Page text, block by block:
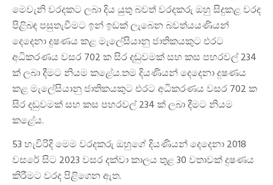
මෙවැනි වරදකට ලබා දිය යුතු බවත් වරදකරු ඔහු සිදුකළ වරද
පිළිබඳ පසුතැවීමට ඉන් ඉඩක් ලැබෙන බවත්යයණියන්
දෙදෙනා දුෂණය කළ මැලේසියානු ජාතිකයකුට එරට
අධිකරණය වසර 702 ක සිර දඬුවමක් සහ කස පහරවල් 234
ක් ලබා දීමට නියම කළේය.තම දියණියන් දෙදෙනා දුෂණය
කළ මැලේසියානු ජාතිකයකුට එරට අධිකරණය වසර 702 ක
සිර දඬුවමක් සහ කස පහරවල් 234 ක් ලබා දීමට නියම
කළේය.
53 හැවිරිදි මෙම වරදකරු ඔහුගේ දියණියන් දෙදෙනා 2018
වසරේ සිට 2023 වසර දක්වා කාලය තුළ 30 වතාවක් දුෂණය
කිරීමට වරද පිළිගෙන ඇත.